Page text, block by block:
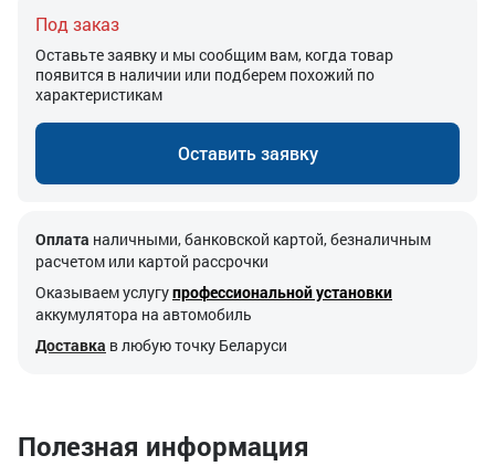
Под заказ
Оставьте заявку и мы сообщим вам, когда товар
появится в наличии или подберем похожий по
характеристикам
Оставить заявку
Оплата наличными, банковской картой, безналичным
расчетом или картой рассрочки
Оказываем услугупрофессиональной установки
аккумулятора на автомобиль
Доставка в любую точку Беларуси
Полезная информация